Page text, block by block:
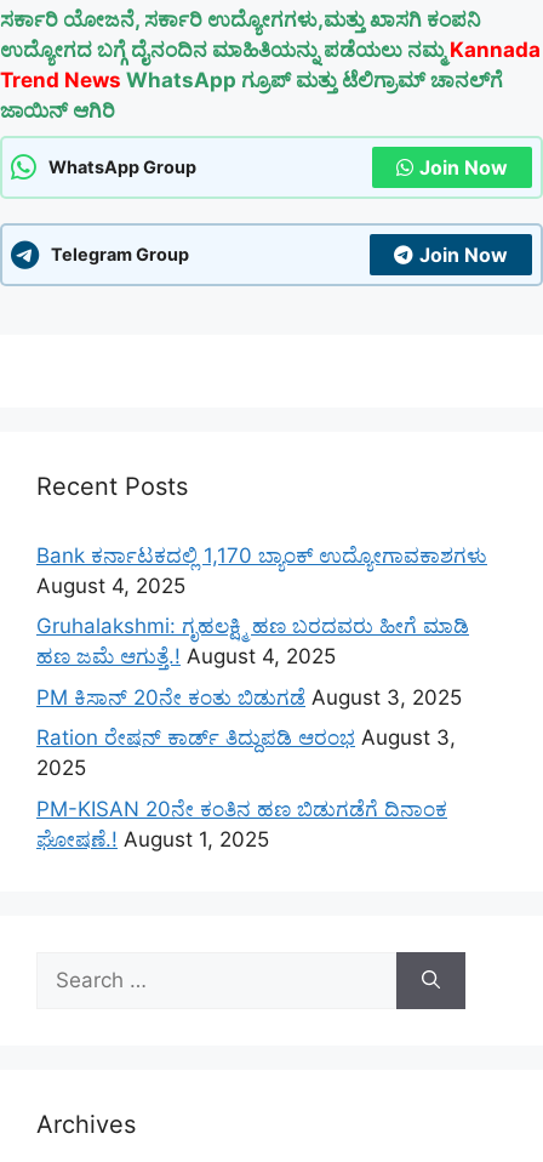
ಸರ್ಕಾರಿ ಯೋಜನೆ, ಸರ್ಕಾರಿ ಉದ್ಯೋಗಗಳು,ಮತ್ತು ಖಾಸಗಿ ಕಂಪನಿ
ಉದ್ಯೋಗದ ಬಗ್ಗೆ ದೈನಂದಿನ ಮಾಹಿತಿಯನ್ನು ಪಡೆಯಲು ನಮ್ಮ Kannada
Trend News WhatsApp ಗ್ರೂಪ್ ಮತ್ತು ಟೆಲಿಗ್ರಾಮ್ ಚಾನಲ್‌ಗೆ
ಜಾಯಿನ್ ಆಗಿರಿ
WhatsApp Group Join Now
Telegram Group Join Now
Recent Posts
Bank ಕರ್ನಾಟಕದಲ್ಲಿ 1,170 ಬ್ಯಾಂಕ್ ಉದ್ಯೋಗಾವಕಾಶಗಳು
August 4, 2025
Gruhalakshmi: ಗೃಹಲಕ್ಷ್ಮಿ ಹಣ ಬರದವರು ಹೀಗೆ ಮಾಡಿ
ಹಣ ಜಮೆ‌ ಆಗುತ್ತೆ.! August 4, 2025
PM ಕಿಸಾನ್ 20ನೇ ಕಂತು ಬಿಡುಗಡೆ August 3, 2025
Ration ರೇಷನ್ ಕಾರ್ಡ್ ತಿದ್ದುಪಡಿ ಆರಂಭ August 3,
2025
PM-KISAN 20ನೇ ಕಂತಿನ ಹಣ ಬಿಡುಗಡೆಗೆ ದಿನಾಂಕ
ಘೋಷಣೆ.! August 1, 2025
for:
Archives